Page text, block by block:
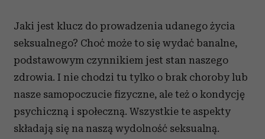
Jaki jest klucz do prowadzenia udanego życia
seksualnego? Choć może to się wydać banalne,
podstawowym czynnikiem jest stan naszego
zdrowia. I nie chodzi tu tylko o brak choroby lub
nasze samopoczucie fizyczne, ale też o kondycję
psychiczną i społeczną. Wszystkie te aspekty
składają się na naszą wydolność seksualną.